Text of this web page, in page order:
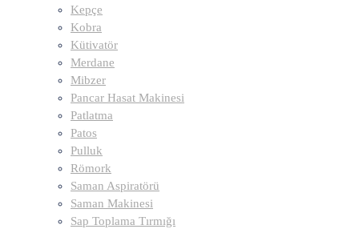
Kepçe
Kobra
Kütivatör
Merdane
Mibzer
Pancar Hasat Makinesi
Patlatma
Patos
Pulluk
Römork
Saman Aspiratörü
Saman Makinesi
Sap Toplama Tırmığı